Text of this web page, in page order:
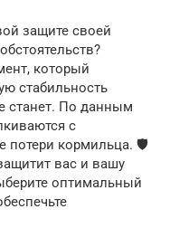
защите своей
который
стабильность
станет. По данным
с
потери кормильца. 🛡️
вас и вашу
оптимальный